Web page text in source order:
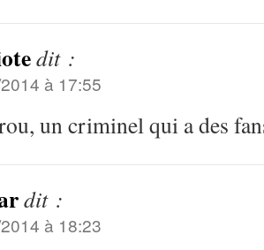
dit :
à 17:55
un criminel qui a des
dit :
à 18:23